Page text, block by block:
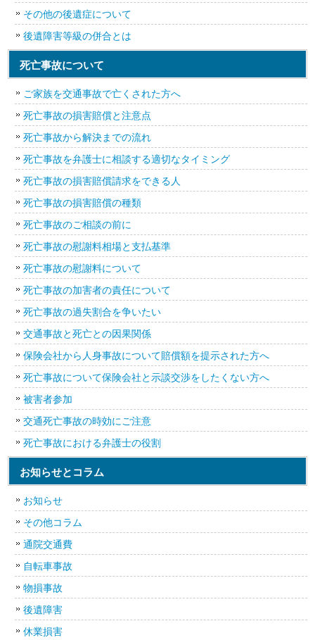
その他の後遺症について
後遺障害等級の併合とは
死亡事故について
ご家族を交通事故で亡くされた方へ
死亡事故の損害賠償と注意点
死亡事故から解決までの流れ
死亡事故を弁護士に相談する適切なタイミング
死亡事故の損害賠償請求をできる人
死亡事故の損害賠償の種類
死亡事故のご相談の前に
死亡事故の慰謝料相場と支払基準
死亡事故の慰謝料について
死亡事故の加害者の責任について
死亡事故の過失割合を争いたい
交通事故と死亡との因果関係
保険会社から人身事故について賠償額を提示された方へ
死亡事故について保険会社と示談交渉をしたくない方へ
被害者参加
交通死亡事故の時効にご注意
死亡事故における弁護士の役割
お知らせとコラム
お知らせ
その他コラム
通院交通費
自転車事故
物損事故
後遺障害
休業損害